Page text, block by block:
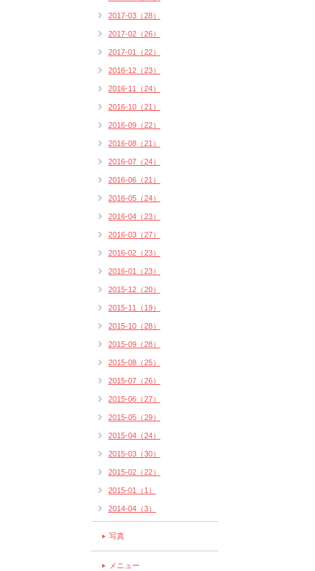
2017-03（28）
2017-02（26）
2017-01（22）
2016-12（23）
2016-11（24）
2016-10（21）
2016-09（22）
2016-08（21）
2016-07（24）
2016-06（21）
2016-05（24）
2016-04（23）
2016-03（27）
2016-02（23）
2016-01（23）
2015-12（20）
2015-11（19）
2015-10（28）
2015-09（28）
2015-08（25）
2015-07（26）
2015-06（27）
2015-05（29）
2015-04（24）
2015-03（30）
2015-02（22）
2015-01（1）
2014-04（3）
写真
メニュー